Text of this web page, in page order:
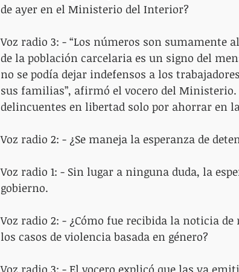
de ayer en el Ministerio del Interior?
Voz radio 3: - “Los números son sumamente
de la población carcelaria es un signo del
no se podía dejar indefensos a los
sus familias”, afirmó el vocero del Ministerio.
delincuentes en libertad solo por ahorrar en
Voz radio 2: - ¿Se maneja la esperanza de
Voz radio 1: - Sin lugar a ninguna duda, la
gobierno.
Voz radio 2: - ¿Cómo fue recibida la noticia
los casos de violencia basada en género?
Voz radio 3: - El vocero explicó que las ya